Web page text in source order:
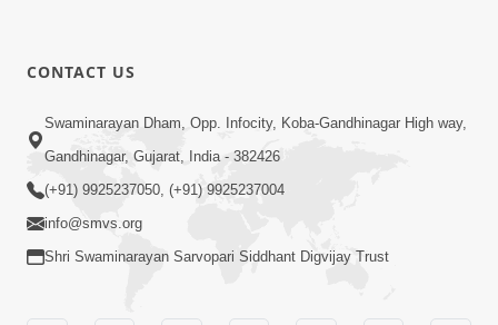
CONTACT US
Swaminarayan Dham, Opp. Infocity, Koba-Gandhinagar High way,
Gandhinagar, Gujarat, India - 382426
(+91) 9925237050, (+91) 9925237004
info@smvs.org
Shri Swaminarayan Sarvopari Siddhant Digvijay Trust